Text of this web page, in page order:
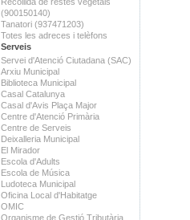
(900150140)
Tanatori (937471203)
Totes les adreces i telèfons
Serveis
Servei d'Atenció Ciutadana (SAC)
Arxiu Municipal
Biblioteca Municipal
Casal Catalunya
Casal d'Avis Plaça Major
Centre d'Atenció Primària
Centre de Serveis
Deixalleria Municipal
El Mirador
Escola d'Adults
Escola de Música
Ludoteca Municipal
Oficina Local d'Habitatge
OMIC
Organisme de Gestió Tributària